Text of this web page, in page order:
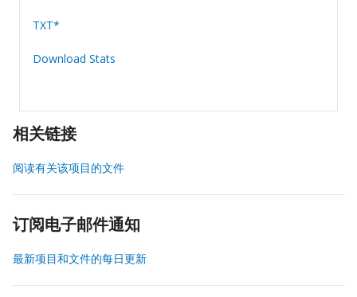
TXT*
Download Stats
相关链接
阅读有关该项目的文件
订阅电子邮件通知
最新项目和文件的每日更新